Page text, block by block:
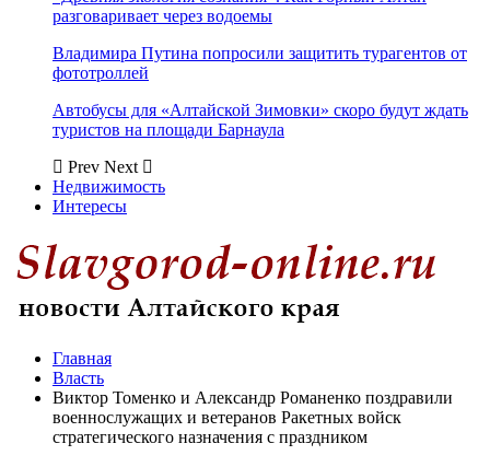
разговаривает через водоемы
Владимира Путина попросили защитить турагентов от
фототроллей
Автобусы для «Алтайской Зимовки» скоро будут ждать
туристов на площади Барнаула
Prev Next
Недвижимость
Интересы
Главная
Власть
Виктор Томенко и Александр Романенко поздравили
военнослужащих и ветеранов Ракетных войск
стратегического назначения с праздником